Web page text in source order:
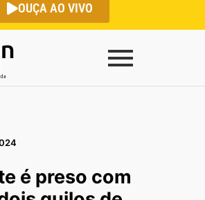
OUÇA AO VIVO
é preso com